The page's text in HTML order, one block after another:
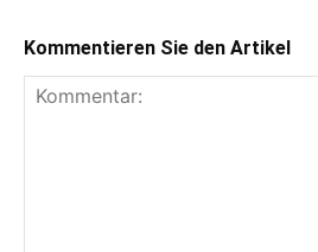
Kommentieren Sie den Artikel